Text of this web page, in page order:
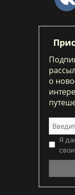
о
Я